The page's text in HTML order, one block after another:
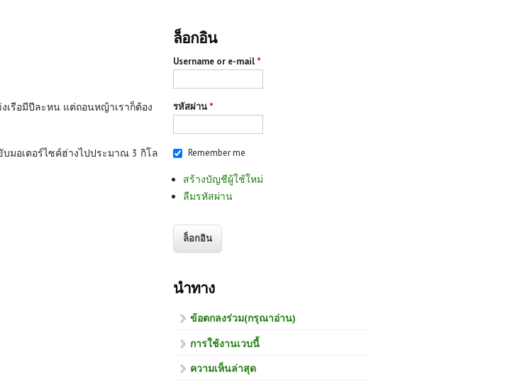
เรือมีปีละหน แต่ถอนหญ้าเราก็ต้อง
มอเตอร์ไซค์ฮ่างไปประมาณ 3 กิโล
ล็อกอิน
Username or e-mail *
รหัสผ่าน *
Remember me
สร้างบัญชีผู้ใช้ใหม่
ลืมรหัสผ่าน
นำทาง
ข้อตกลงร่วม(กรุณาอ่าน)
การใช้งานเวบนี้
ความเห็นล่าสุด